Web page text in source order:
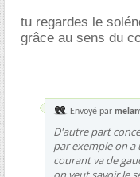
tu regardes le
grâce au sens du
Envoyé par
D'autre part
par exemple on
courant va de